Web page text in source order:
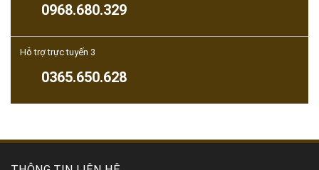
0968.680.329
Hỗ trợ trực tuyến 3
0365.650.628